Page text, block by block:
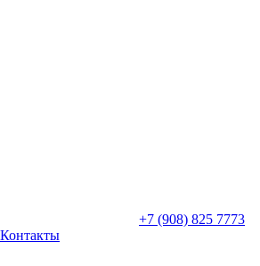
+7 (908) 825 7773
Контакты